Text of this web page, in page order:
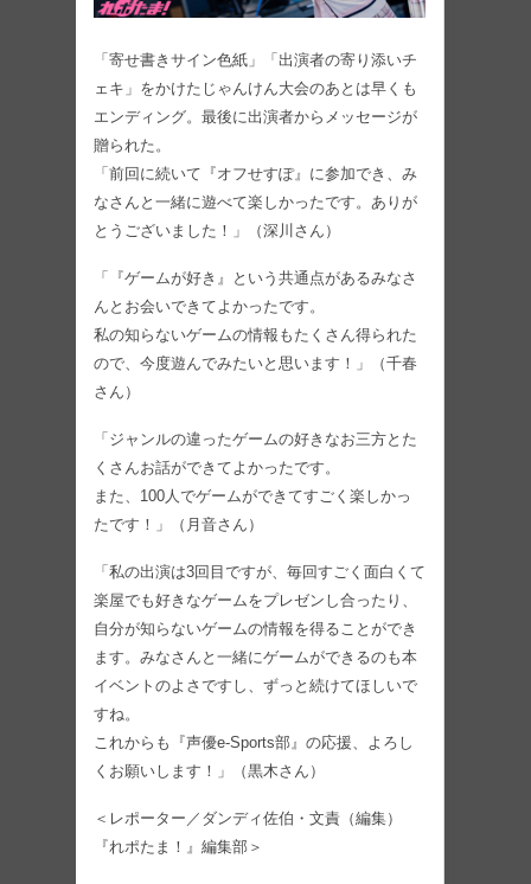
「寄せ書きサイン色紙」「出演者の寄り添いチ
ェキ」をかけたじゃんけん大会のあとは早くも
エンディング。最後に出演者からメッセージが
贈られた。
「前回に続いて『オフせすぽ』に参加でき、み
なさんと一緒に遊べて楽しかったです。ありが
とうございました！」（深川さん）
「『ゲームが好き』という共通点があるみなさ
んとお会いできてよかったです。
私の知らないゲームの情報もたくさん得られた
ので、今度遊んでみたいと思います！」（千春
さん）
「ジャンルの違ったゲームの好きなお三方とた
くさんお話ができてよかったです。
また、100人でゲームができてすごく楽しかっ
たです！」（月音さん）
「私の出演は3回目ですが、毎回すごく面白くて
楽屋でも好きなゲームをプレゼンし合ったり、
自分が知らないゲームの情報を得ることができ
ます。みなさんと一緒にゲームができるのも本
イベントのよさですし、ずっと続けてほしいで
すね。
これからも『声優e-Sports部』の応援、よろし
くお願いします！」（黒木さん）
＜レポーター／ダンディ佐伯・文責（編集）
『れポたま！』編集部＞